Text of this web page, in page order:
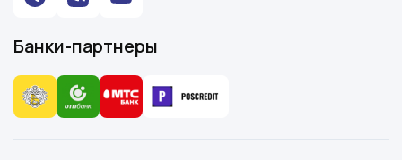
Банки-партнеры